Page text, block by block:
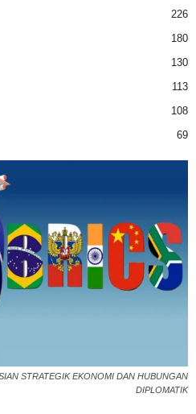
226
180
130
113
108
69
STRATEGIK EKONOMI DAN HUBUNGAN
DIPLOMATIK